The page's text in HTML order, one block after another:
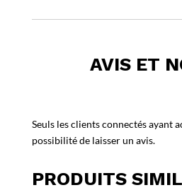
AVIS ET
Seuls les clients connectés ayant
possibilité de laisser un avis.
PRODUITS